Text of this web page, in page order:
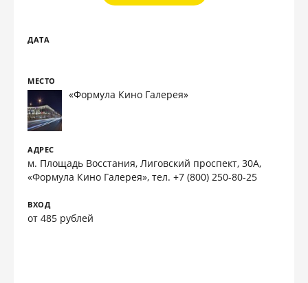
ДАТА
МЕСТО
«Формула Кино Галерея»
АДРЕС
м. Площадь Восстания, Лиговский проспект, 30А,
«Формула Кино Галерея», тел. +7 (800) 250-80-25
ВХОД
от 485 рублей